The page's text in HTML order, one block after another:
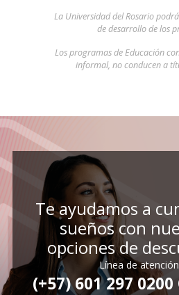
La Universidad del Rosario
de desarrollo de los
Los programas de Educación
informal, no conducen a
Te ayudamos a
sueños con
opciones de
Línea de atención
(+57) 601 297